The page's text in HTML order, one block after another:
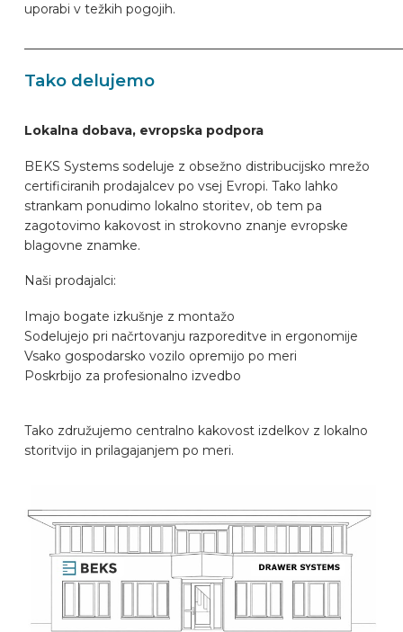
uporabi v težkih pogojih.
Tako delujemo
Lokalna dobava, evropska podpora
BEKS Systems sodeluje z obsežno distribucijsko mrežo
certificiranih prodajalcev po vsej Evropi. Tako lahko
strankam ponudimo lokalno storitev, ob tem pa
zagotovimo kakovost in strokovno znanje evropske
blagovne znamke.
Naši prodajalci:
Imajo bogate izkušnje z montažo
Sodelujejo pri načrtovanju razporeditve in ergonomije
Vsako gospodarsko vozilo opremijo po meri
Poskrbijo za profesionalno izvedbo
Tako združujemo centralno kakovost izdelkov z lokalno
storitvijo in prilagajanjem po meri.